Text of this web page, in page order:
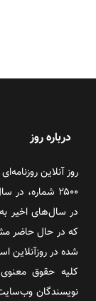
درباره روز
در سال‌های اخیر
که در حال حاضر
شده در روزآنلاین
کلیه حقوق
نویسندگان وب‌سایت